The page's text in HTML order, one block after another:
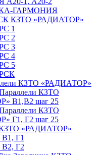
ГАРМОНИЯ
КЗТО «РАДИАТОР»
1
2
3
4
5
КЗТО «РАДИАТОР»
КЗТО
В1,В2 шаг 25
КЗТО
Г1, Г2 шаг 25
КЗТО «РАДИАТОР»
Г1
Г2